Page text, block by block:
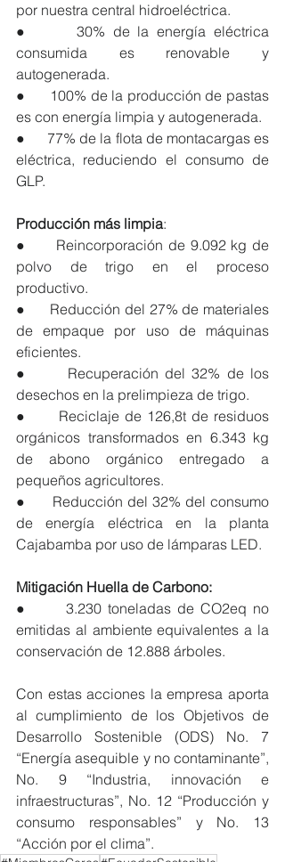
por nuestra central hidroeléctrica.
●      30% de la energía eléctrica
consumida es renovable y
autogenerada.
●      100% de la producción de pastas
es con energía limpia y autogenerada.
●      77% de la flota de montacargas es
eléctrica, reduciendo el consumo de
GLP.
Producción más limpia:
●      Reincorporación de 9.092 kg de
polvo de trigo en el proceso
productivo.
●      Reducción del 27% de materiales
de empaque por uso de máquinas
eficientes.
●      Recuperación del 32% de los
desechos en la prelimpieza de trigo.
●      Reciclaje de 126,8t de residuos
orgánicos transformados en 6.343 kg
de abono orgánico entregado a
pequeños agricultores.
●      Reducción del 32% del consumo
de energía eléctrica en la planta
Cajabamba por uso de lámparas LED.
Mitigación Huella de Carbono:
●      3.230 toneladas de CO2eq no
emitidas al ambiente equivalentes a la
conservación de 12.888 árboles.
Con estas acciones la empresa aporta
al cumplimiento de los Objetivos de
Desarrollo Sostenible (ODS) No. 7
“Energía asequible y no contaminante”,
No. 9 “Industria, innovación e
infraestructuras”, No. 12 “Producción y
consumo responsables” y No. 13
“Acción por el clima”.